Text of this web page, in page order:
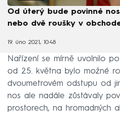
Od úterý bude povinné
nebo dvě roušky v
19. úno 2021, 10:48
Nařízení se mírně uvolnilo
od 25. května bylo možné
dvoumetrovém odstupu od
nos ale nadále zůstávaly
prostorech, na hromadných